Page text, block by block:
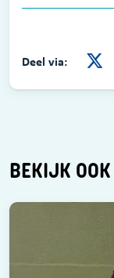
Deel via:
BEKIJK OOK